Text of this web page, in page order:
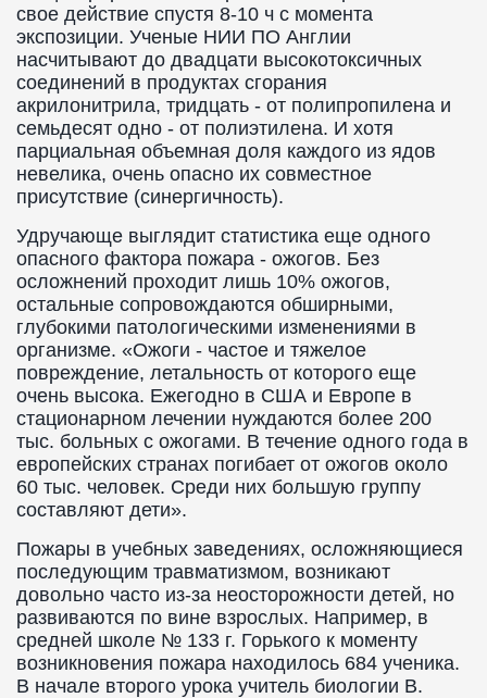
свое действие спустя 8-10 ч с момента
экспозиции. Ученые НИИ ПО Англии
насчитывают до двадцати высокотоксичных
соединений в продуктах сгорания
акрилонитрила, тридцать - от полипропилена и
семьдесят одно - от полиэтилена. И хотя
парциальная объемная доля каждого из ядов
невелика, очень опасно их совместное
присутствие (синергичность).
Удручающе выглядит статистика еще одного
опасного фактора пожара - ожогов. Без
осложнений проходит лишь 10% ожогов,
остальные сопровождаются обширными,
глубокими патологическими изменениями в
организме. «Ожоги - частое и тяжелое
повреждение, летальность от которого еще
очень высока. Ежегодно в США и Европе в
стационарном лечении нуждаются более 200
тыс. больных с ожогами. В течение одного года в
европейских странах погибает от ожогов около
60 тыс. человек. Среди них большую группу
составляют дети».
Пожары в учебных заведениях, осложняющиеся
последующим травматизмом, возникают
довольно часто из-за неосторожности детей, но
развиваются по вине взрослых. Например, в
средней школе № 133 г. Горького к моменту
возникновения пожара находилось 684 ученика.
В начале второго урока учитель биологии В.